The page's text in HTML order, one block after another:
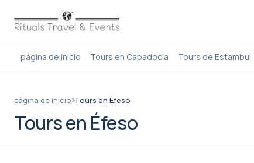
página de inicio Tours en Capadocia Tours de Estambul
página de inicio Tours en Éfeso
Tours en Éfeso